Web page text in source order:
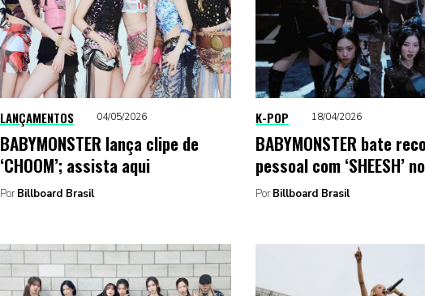
LANÇAMENTOS 04/05/2026
BABYMONSTER lança clipe de
‘CHOOM’; assista aqui
Por Billboard Brasil
K-POP 18/04/2026
BABYMONSTER bate
pessoal com ‘SHEESH’
Por Billboard Brasil